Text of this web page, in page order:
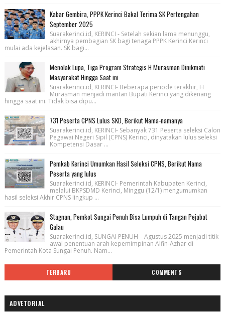
Kabar Gembira, PPPK Kerinci Bakal Terima SK Pertengahan
September 2025
Suarakerinci.id, KERINCI - Setelah sekian lama menunggu,
akhirnya pembagian SK bagi tenaga PPPK Kerinci Kerinci
mulai ada kejelasan. SK bagi...
Menolak Lupa, Tiga Program Strategis H Murasman Dinikmati
Masyarakat Hingga Saat ini
Suarakerinci.id, KERINCI- Beberapa periode terakhir, H
Murasman menjadi mantan Bupati Kerinci yang dikenang
hingga saat ini. Tidak bisa dipu...
731 Peserta CPNS Lulus SKD, Berikut Nama-namanya
Suarakerinci.id, KERINCI- Sebanyak 731 Peserta seleksi Calon
Pegawai Negeri Sipil (CPNS) Kerinci, dinyatakan lulus seleksi
Kompetensi Dasar ...
Pemkab Kerinci Umumkan Hasil Seleksi CPNS, Berikut Nama
Peserta yang lulus
Suarakerinci.id, KERINCI- Pemerintah Kabupaten Kerinci,
melalui BKPSDMD Kerinci, Minggu (12/1) mengumumkan
hasil seleksi Akhir CPNS lingkup ...
Stagnan, Pemkot Sungai Penuh Bisa Lumpuh di Tangan Pejabat
Galau
Suarakerinci.id, SUNGAI PENUH – Agustus 2025 menjadi titik
awal penentuan arah kepemimpinan Alfin-Azhar di
Pemerintah Kota Sungai Penuh. Nam...
TERBARU COMMENTS
ADVETORIAL